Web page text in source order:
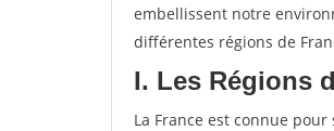
embellissent notre
différentes régions de
I. Les Régions
La France est connue